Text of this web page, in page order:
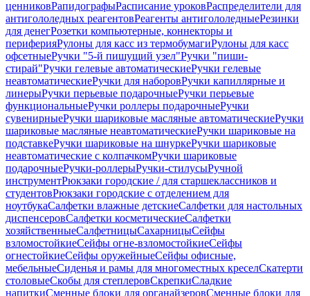
ценниковРапидографыРасписание уроковРаспределители для
антигололедных реагентовРеагенты антигололедныеРезинки
для денегРозетки компьютерные, коннекторы и
периферияРулоны для касс из термобумагиРулоны для касс
офсетныеРучки "5-й пишущий узел"Ручки "пиши-
стирай"Ручки гелевые автоматическиеРучки гелевые
неавтоматическиеРучки для наборовРучки капиллярные и
линерыРучки перьевые подарочныеРучки перьевые
функциональныеРучки роллеры подарочныеРучки
сувенирныеРучки шариковые масляные автоматическиеРучки
шариковые масляные неавтоматическиеРучки шариковые на
подставкеРучки шариковые на шнуркеРучки шариковые
неавтоматические с колпачкомРучки шариковые
подарочныеРучки-роллерыРучки-стилусыРучной
инструментРюкзаки городские / для старшеклассников и
студентовРюкзаки городские с отделением для
ноутбукаСалфетки влажные детскиеСалфетки для настольных
диспенсеровСалфетки косметическиеСалфетки
хозяйственныеСалфетницыСахарницыСейфы
взломостойкиеСейфы огне-взломостойкиеСейфы
огнестойкиеСейфы оружейныеСейфы офисные,
мебельныеСиденья и рамы для многоместных креселСкатерти
столовыеСкобы для степлеровСкрепкиСладкие
напиткиСменные блоки для органайзеровСменные блоки для